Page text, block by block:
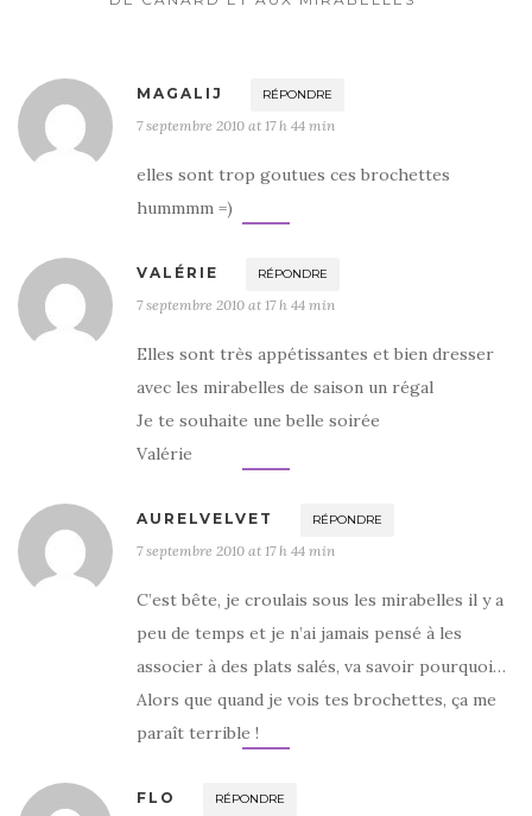
MAGALIJ RÉPONDRE
7 septembre 2010 at 17 h 44 min
elles sont trop goutues ces brochettes
hummmm =)
VALÉRIE RÉPONDRE
7 septembre 2010 at 17 h 44 min
Elles sont très appétissantes et bien dresser
avec les mirabelles de saison un régal
Je te souhaite une belle soirée
Valérie
AURELVELVET RÉPONDRE
7 septembre 2010 at 17 h 44 min
C’est bête, je croulais sous les mirabelles il y a
peu de temps et je n’ai jamais pensé à les
associer à des plats salés, va savoir pourquoi…
Alors que quand je vois tes brochettes, ça me
paraît terrible !
FLO RÉPONDRE